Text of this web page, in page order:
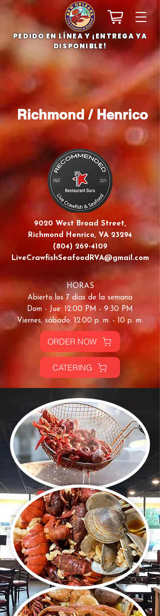
PEDIDO EN LÍNEA Y ¡ENTREGA YA
DISPONIBLE!
Richmond / Henrico
9020 West Broad Street,
Richmond Henrico, VA 23294
(804) 269-4109
LiveCrawfishSeafoodRVA@gmail.com
HORAS
Abierto los 7 días de la semana
Dom - Jue: 12:00 PM - 9:30 PM
Viernes, sábado: 12:00 p. m. - 10 p. m.
ORDER NOW
CATERING